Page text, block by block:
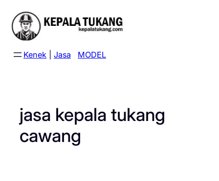
content
Kenek Jasa MODEL
jasa kepala tukang
cawang